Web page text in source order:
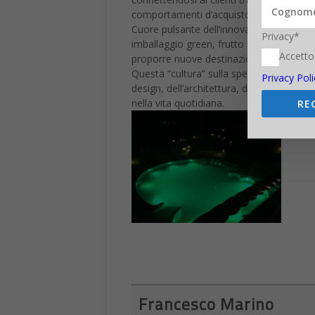
comportamenti d’acquisto, per
Cuore pulsante dell’innovazione di
imballaggio green, frutto della
proporre nuove destinazioni d’uso per
Questa “cultura” sulla sperimentazione
design, dell’architettura, della creatività
nella vita quotidiana.
Francesco Marino
Privacy*
Privacy